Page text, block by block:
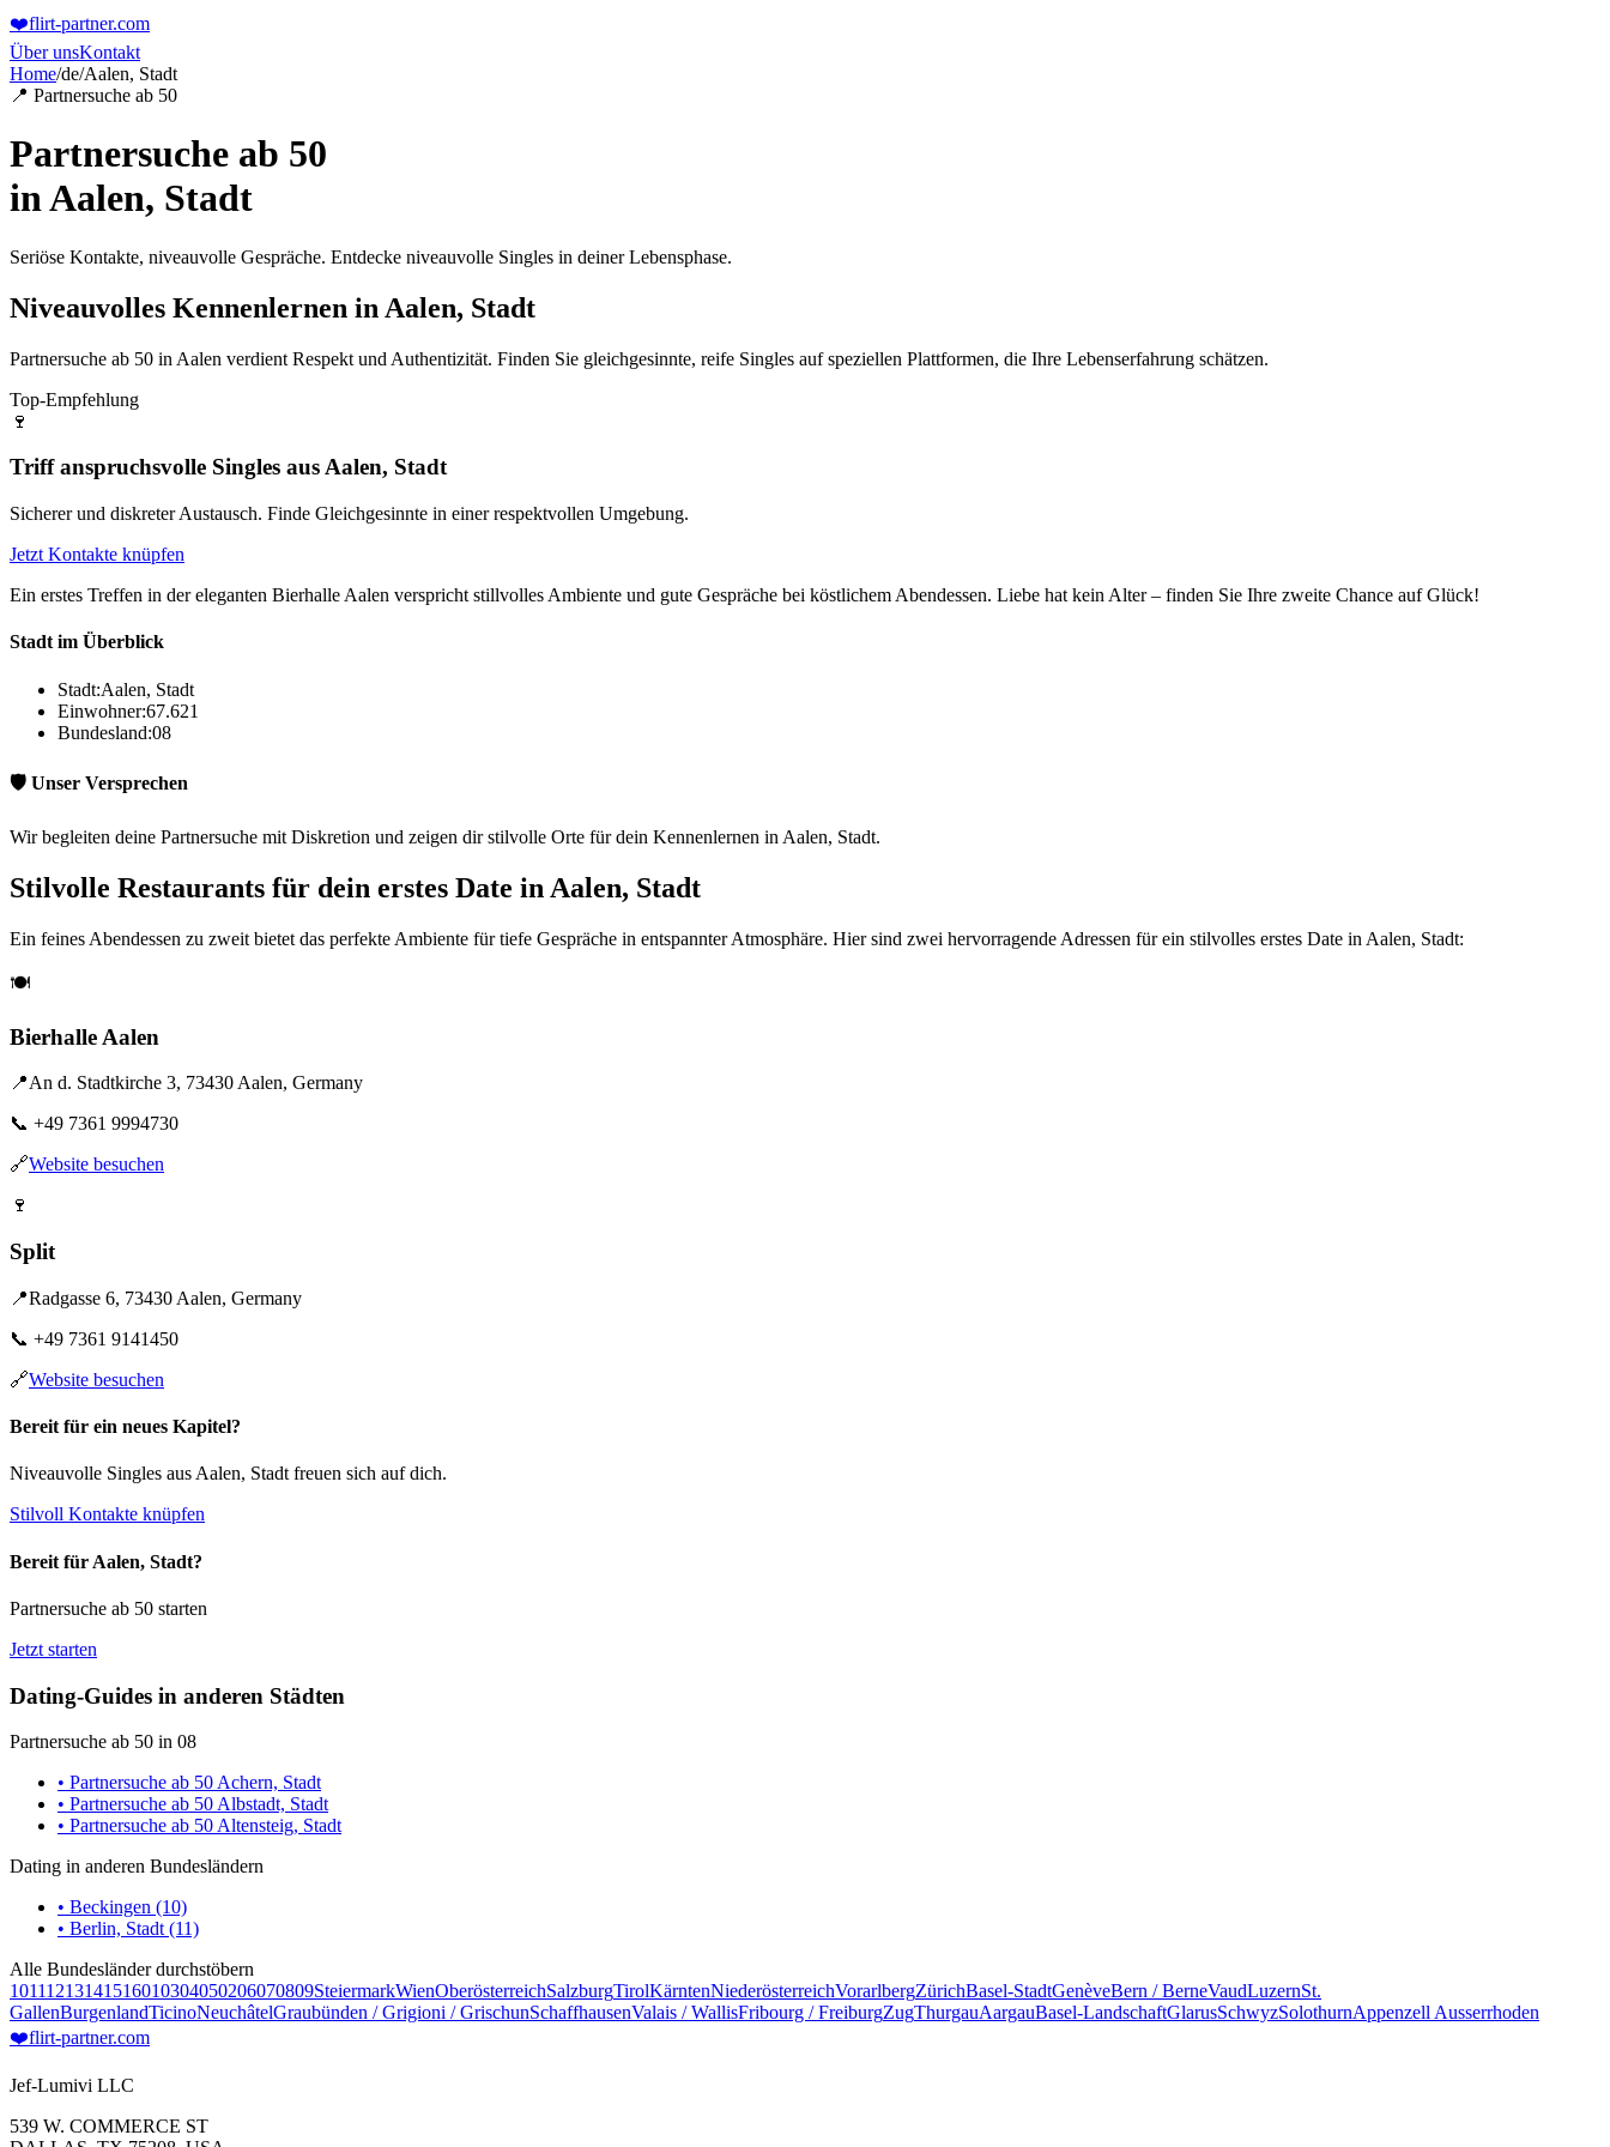
❤️flirt-partner.com
Über unsKontakt
Home/de/Aalen, Stadt
📍 Partnersuche ab 50
Partnersuche ab 50
inAalen, Stadt
Seriöse Kontakte, niveauvolle Gespräche. Entdecke niveauvolle Singles in deiner Lebensphase.
Niveauvolles Kennenlernen in Aalen, Stadt
Partnersuche ab 50 in Aalen verdient Respekt und Authentizität. Finden Sie gleichgesinnte, reife Singles auf speziellen Plattformen, die Ihre Lebenserfahrung schätzen.
Top-Empfehlung
🍷
Triff anspruchsvolle Singles aus Aalen, Stadt
Sicherer und diskreter Austausch. Finde Gleichgesinnte in einer respektvollen Umgebung.
Jetzt Kontakte knüpfen
Ein erstes Treffen in der eleganten Bierhalle Aalen verspricht stillvolles Ambiente und gute Gespräche bei köstlichem Abendessen. Liebe hat kein Alter – finden Sie Ihre zweite Chance auf Glück!
Stadt im Überblick
Stadt:Aalen, Stadt
Einwohner:67.621
Bundesland:08
🛡️ Unser Versprechen
Wir begleiten deine Partnersuche mit Diskretion und zeigen dir stilvolle Orte für dein Kennenlernen in Aalen, Stadt.
Stilvolle Restaurants für dein erstes Date in Aalen, Stadt
Ein feines Abendessen zu zweit bietet das perfekte Ambiente für tiefe Gespräche in entspannter Atmosphäre. Hier sind zwei hervorragende Adressen für ein stilvolles erstes Date in Aalen, Stadt:
🍽️
Bierhalle Aalen
📍An d. Stadtkirche 3, 73430 Aalen, Germany
📞 +49 7361 9994730
🔗Website besuchen
🍷
Split
📍Radgasse 6, 73430 Aalen, Germany
📞 +49 7361 9141450
🔗Website besuchen
Bereit für ein neues Kapitel?
Niveauvolle Singles aus Aalen, Stadt freuen sich auf dich.
Stilvoll Kontakte knüpfen
Bereit für Aalen, Stadt?
Partnersuche ab 50 starten
Jetzt starten
Dating-Guides in anderen Städten
Partnersuche ab 50 in 08
• Partnersuche ab 50 Achern, Stadt
• Partnersuche ab 50 Albstadt, Stadt
• Partnersuche ab 50 Altensteig, Stadt
Dating in anderen Bundesländern
• Beckingen (10)
• Berlin, Stadt (11)
Alle Bundesländer durchstöbern
10111213141516010304050206070809SteiermarkWienOberösterreichSalzburgTirolKärntenNiederösterreichVorarlbergZürichBasel-StadtGenèveBern / BerneVaudLuzernSt.
GallenBurgenlandTicinoNeuchâtelGraubünden / Grigioni / GrischunSchaffhausenValais / WallisFribourg / FreiburgZugThurgauAargauBasel-LandschaftGlarusSchwyzSolothurnAppenzell Ausserrhoden
❤️flirt-partner.com
Jef-Lumivi LLC
539 W. COMMERCE ST